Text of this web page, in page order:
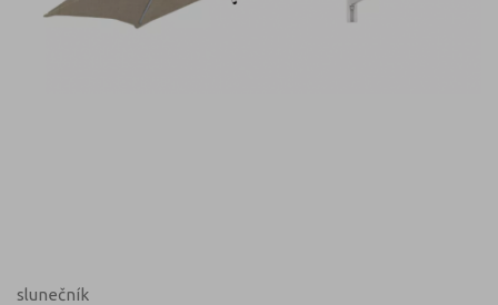
slunečník